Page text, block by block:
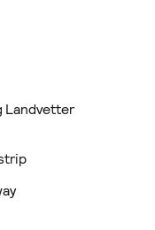
Landvetter